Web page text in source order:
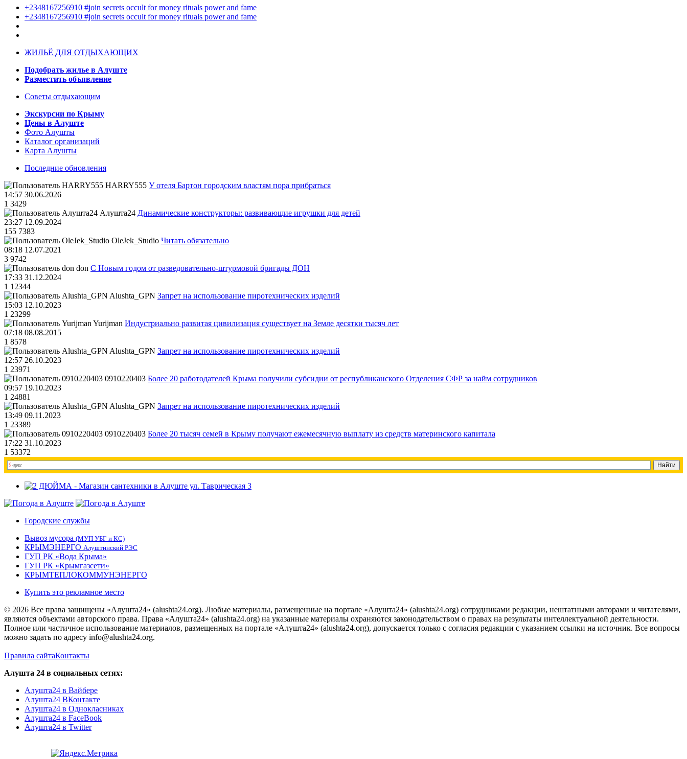
+2348167256910 #join secrets occult for money rituals power and fame
+2348167256910 #join secrets occult for money rituals power and fame
ЖИЛЬЁ ДЛЯ ОТДЫХАЮЩИХ
Подобрать жилье в Алуште
Разместить объявление
Советы отдыхающим
Экскурсии по Крыму
Цены в Алуште
Фото Алушты
Каталог организаций
Карта Алушты
Последние обновления
HARRY555 У отеля Бартон городским властям пора прибраться
14:57 30.06.2026
1 3429
Алушта24 Динамические конструкторы: развивающие игрушки для детей
23:27 12.09.2024
155 7383
OleJek_Studio Читать обязательно
08:18 12.07.2021
3 9742
don С Новым годом от разведовательно-штурмовой бригады ДОН
17:33 31.12.2024
1 12344
Alushta_GPN Запрет на использование пиротехнических изделий
15:03 12.10.2023
1 23299
Yurijman Индустриально развитая цивилизация существует на Земле десятки тысяч лет
07:18 08.08.2015
1 8578
Alushta_GPN Запрет на использование пиротехнических изделий
12:57 26.10.2023
1 23971
0910220403 Более 20 работодателей Крыма получили субсидии от республиканского Отделения СФР за найм сотрудников
09:57 19.10.2023
1 24881
Alushta_GPN Запрет на использование пиротехнических изделий
13:49 09.11.2023
1 23389
0910220403 Более 20 тысяч семей в Крыму получают ежемесячную выплату из средств материнского капитала
17:22 31.10.2023
1 53372
Городские службы
Вывоз мусора (МУП УБГ и КС)
КРЫМЭНЕРГО Алуштинский РЭС
ГУП РК «Вода Крыма»
ГУП РК «Крымгазсети»
КРЫМТЕПЛОКОММУНЭНЕРГО
Купить это рекламное место
© 2026 Все права защищены «Алушта24» (alushta24.org). Любые материалы, размещенные на портале «Алушта24» (alushta24.org) сотрудниками редакции, нештатными авторами и читателями,
являются объектами авторского права. Права «Алушта24» (alushta24.org) на указанные материалы охраняются законодательством о правах на результаты интеллектуальной деятельности.
Полное или частичное использование материалов, размещенных на портале «Алушта24» (alushta24.org), допускается только с согласия редакции с указанием ссылки на источник. Все вопросы
можно задать по адресу info@alushta24.org.
Правила сайтаКонтакты
Алушта 24 в социальных сетях:
Алушта24 в Вайбере
Алушта24 ВКонтакте
Алушта24 в Однокласниках
Алушта24 в FaceBook
Алушта24 в Twitter